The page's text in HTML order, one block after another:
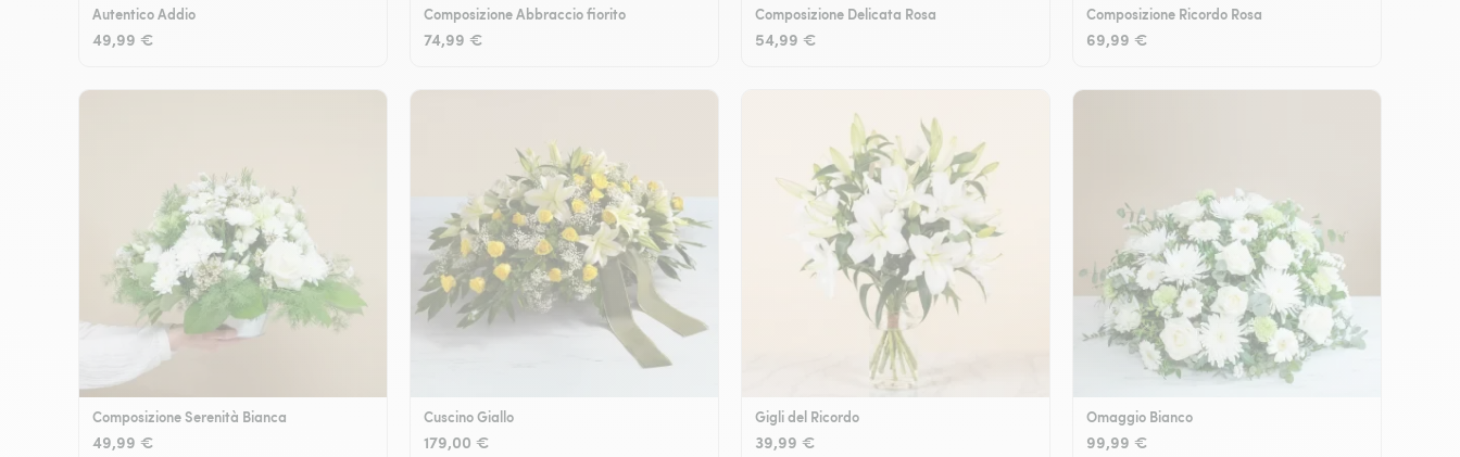
Autentico Addio
49,99 €
Composizione Abbraccio fiorito
74,99 €
Composizione Delicata Rosa
54,99 €
Composizione Ricordo Rosa
69,99 €
Composizione Serenità Bianca
49,99 €
Cuscino Giallo
179,00 €
Gigli del Ricordo
39,99 €
Omaggio Bianco
99,99 €